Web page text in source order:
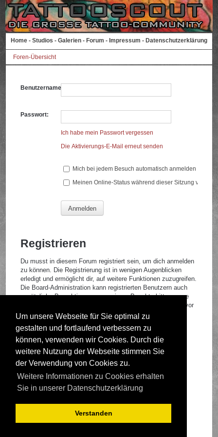
Um unsere Webseite für Sie optimal zu
gestalten und fortlaufend verbessern zu
können, verwenden wir Cookies. Durch die
weitere Nutzung der Webseite stimmen Sie
der Verwendung von Cookies zu.
Weitere Informationen zu Cookies erhalten
Sie in unserer Datenschutzerklärung
Verstanden
Home - Studios - Galerien - Forum - Impressum - Datenschutzerklärung
Foren-Übersicht
Benutzername:
Passwort:
Ich habe mein Passwort vergessen
Die Aktivierungs-E-Mail erneut senden
Mich bei jedem Besuch automatisch anmelden
Meinen Online-Status während dieser Sitzung
Registrieren
Du musst in diesem Forum registriert sein, um dich anmelden
zu können. Die Registrierung ist in wenigen Augenblicken
erledigt und ermöglicht dir, auf weitere Funktionen zuzugreifen.
Die Board-Administration kann registrierten Benutzern auch
zusätzliche Berechtigungen zuweisen. Beachte bitte unsere
Nutzungsbedingungen und die verwandten Regelungen, bevor
du dich registrierst. Bitte beachte auch die jeweiligen
Forenregeln, wenn du dich in diesem Board bewegst.
Nutzungsbedingungen|Datenschutzrichtlinie
Registrieren
Foren-Übersicht
Deutsche Übersetzung durchphpBB.de